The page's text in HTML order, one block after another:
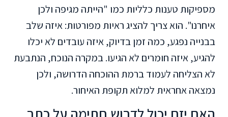
מספיקות טענות כלליות כמו "הייתה מגיפה ולכן
איחרנו". הוא צריך להציג ראיות מפורטות: איזה שלב
בבנייה נפגע, כמה זמן בדיוק, איזה עובדים לא יכלו
להגיע, איזה חומרים לא הגיעו. במקרה הנוכח, הנתבעת
לא הצליחה לעמוד ברמת ההוכחה הדרושה, ולכן
נמצאה אחראית למלוא תקופת האיחור.